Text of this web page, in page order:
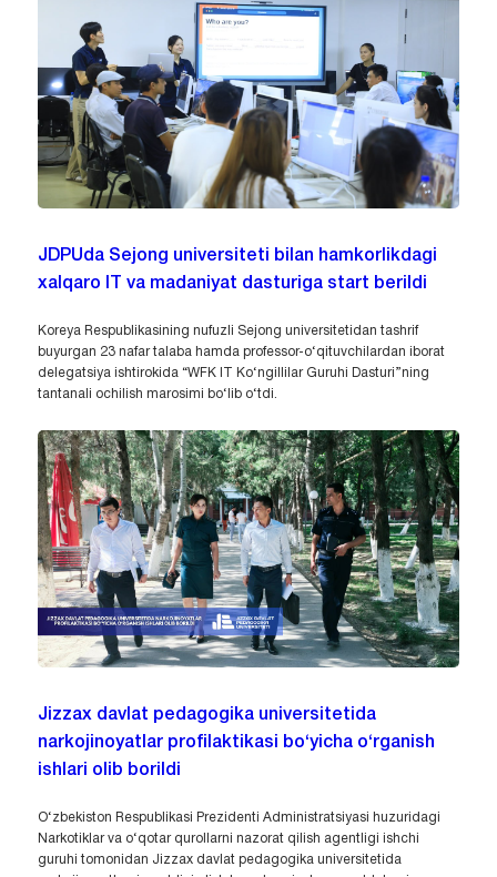
JDPUda Sejong universiteti bilan hamkorlikdagi
xalqaro IT va madaniyat dasturiga start berildi
Koreya Respublikasining nufuzli Sejong universitetidan tashrif
buyurgan 23 nafar talaba hamda professor-o‘qituvchilardan iborat
delegatsiya ishtirokida “WFK IT Ko‘ngillilar Guruhi Dasturi”ning
tantanali ochilish marosimi bo‘lib o‘tdi.
Jizzax davlat pedagogika universitetida
narkojinoyatlar profilaktikasi bo‘yicha o‘rganish
ishlari olib borildi
O‘zbekiston Respublikasi Prezidenti Administratsiyasi huzuridagi
Narkotiklar va o‘qotar qurollarni nazorat qilish agentligi ishchi
guruhi tomonidan Jizzax davlat pedagogika universitetida